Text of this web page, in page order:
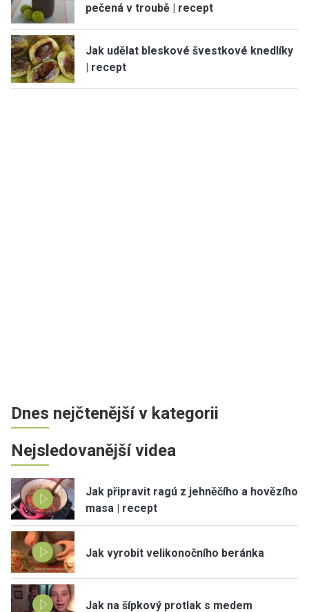
pečená v troubě | recept
Jak udělat bleskové švestkové knedlíky
| recept
Dnes nejčtenější v kategorii
Nejsledovanější videa
Jak připravit ragú z jehněčího a hovězího
masa | recept
Jak vyrobit velikonočního beránka
Jak na šípkový protlak s medem